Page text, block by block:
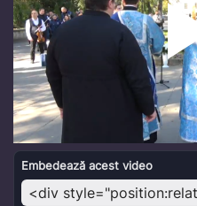
Embedează acest video